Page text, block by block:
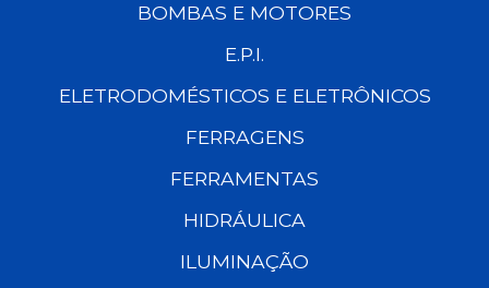
BOMBAS E MOTORES
E.P.I.
ELETRODOMÉSTICOS E ELETRÔNICOS
FERRAGENS
FERRAMENTAS
HIDRÁULICA
ILUMINAÇÃO